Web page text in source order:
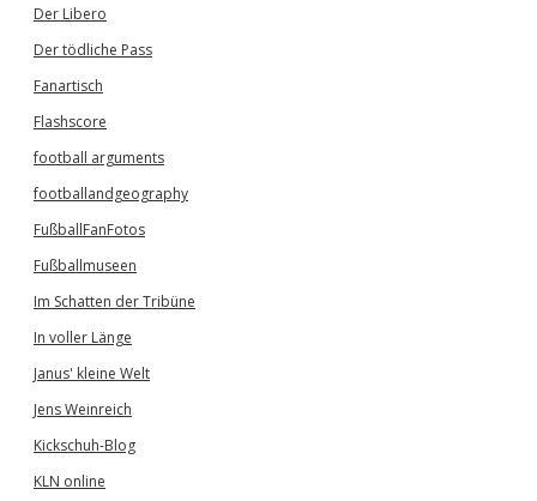
Der Libero
Der tödliche Pass
Fanartisch
Flashscore
football arguments
footballandgeography
FußballFanFotos
Fußballmuseen
Im Schatten der Tribüne
In voller Länge
Janus' kleine Welt
Jens Weinreich
Kickschuh-Blog
KLN online